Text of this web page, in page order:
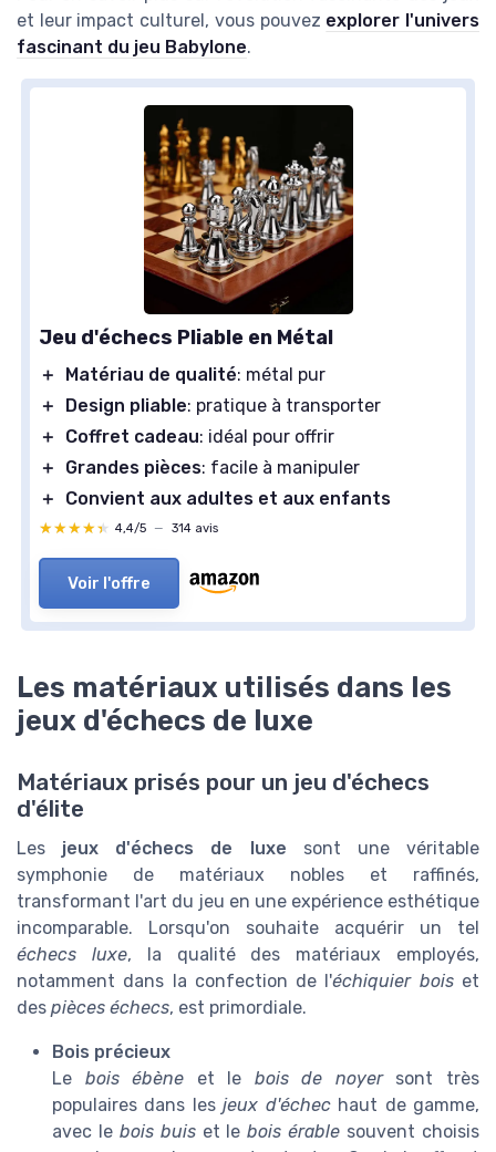
et leur impact culturel, vous pouvez explorer l'univers
fascinant du jeu Babylone.
Jeu d'échecs Pliable en Métal
＋ Matériau de qualité: métal pur
＋
Design pliable: pratique à transporter
＋
Coffret cadeau: idéal pour offrir
＋
Grandes pièces: facile à manipuler
＋
Convient aux adultes et aux enfants
★★★★★
★★★★★ 4,4/5 — 314 avis
Voir l'offre
Les matériaux utilisés dans les
jeux d'échecs de luxe
Matériaux prisés pour un jeu d'échecs
d'élite
Les jeux d'échecs de luxe sont une véritable
symphonie de matériaux nobles et raffinés,
transformant l'art du jeu en une expérience esthétique
incomparable. Lorsqu'on souhaite acquérir un tel
échecs luxe, la qualité des matériaux employés,
notamment dans la confection de l'échiquier boiset
des pièces échecs, est primordiale.
Bois précieux
Le bois ébène et le bois de noyersont très
populaires dans lesjeux d'échechaut de gamme,
avec le bois buiset lebois érable souvent choisis